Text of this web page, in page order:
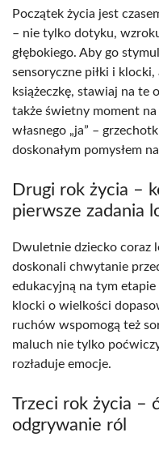
Początek życia jest
– nie tylko dotyku,
głębokiego. Aby go
sensoryczne piłki i
książeczkę, stawiaj na te
także świetny moment
własnego „ja” –
doskonałym pomysłem
Drugi rok życia –
pierwsze zadania
Dwuletnie dziecko coraz
doskonali chwytanie
edukacyjną na tym
klocki o wielkości
ruchów wspomogą też
maluch nie tylko
rozładuje emocje.
Trzeci rok życia –
odgrywanie ról